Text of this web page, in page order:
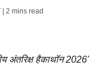
| 2 mins read
अंतरिक्ष हैकाथॉन 2026'